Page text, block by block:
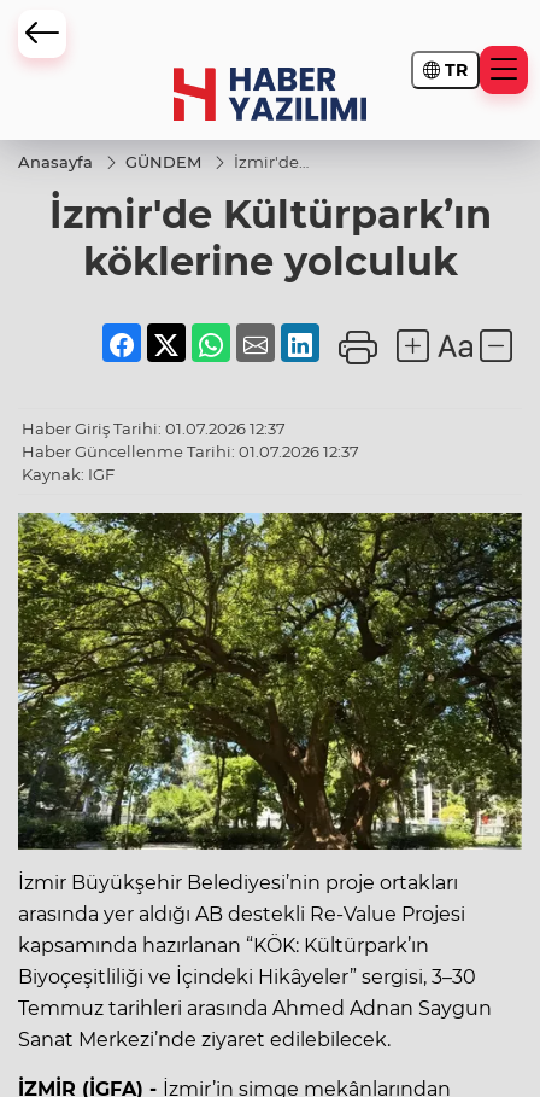
TR
Anasayfa GÜNDEM
İzmir'de
köklerine
yolculuk
İzmir'de Kültürpark’ın
köklerine yolculuk
Haber Giriş Tarihi: 01.07.2026 12:37
Haber Güncellenme Tarihi: 01.07.2026 12:37
Kaynak: IGF
İzmir Büyükşehir Belediyesi’nin proje ortakları
arasında yer aldığı AB destekli Re-Value Projesi
kapsamında hazırlanan “KÖK: Kültürpark’ın
Biyoçeşitliliği ve İçindeki Hikâyeler” sergisi, 3–30
Temmuz tarihleri arasında Ahmed Adnan Saygun
Sanat Merkezi’nde ziyaret edilebilecek.
İZMİR (İGFA) - İzmir’in simge mekânlarından